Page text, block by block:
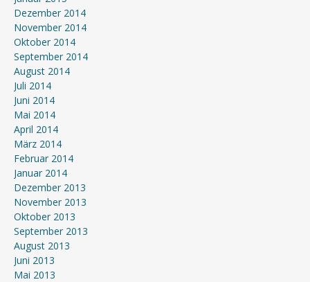
Dezember 2014
November 2014
Oktober 2014
September 2014
August 2014
Juli 2014
Juni 2014
Mai 2014
April 2014
März 2014
Februar 2014
Januar 2014
Dezember 2013
November 2013
Oktober 2013
September 2013
August 2013
Juni 2013
Mai 2013